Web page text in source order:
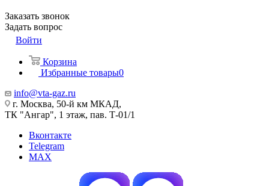
Заказать звонок
Задать вопрос
Войти
Корзина
Избранные товары0
info@vta-gaz.ru
г. Москва, 50-й км МКАД,
ТК "Ангар", 1 этаж, пав. Т-01/1
Вконтакте
Telegram
MAX